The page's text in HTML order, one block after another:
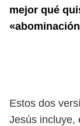
mejor qué
Estos dos
Jesús incluye,